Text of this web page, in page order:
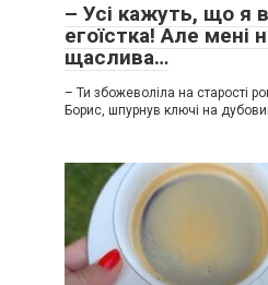
– Усі кажуть, що я
егоїстка! Але мені
щаслива…
– Ти збожеволіла на старості
Борис, шпурнув ключі на